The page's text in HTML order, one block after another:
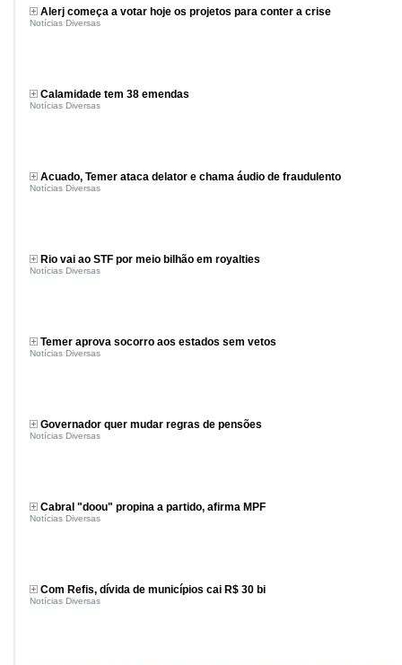
Alerj começa a votar hoje os projetos para conter a crise
Notícias Diversas
Calamidade tem 38 emendas
Notícias Diversas
Acuado, Temer ataca delator e chama áudio de fraudulento
Notícias Diversas
Rio vai ao STF por meio bilhão em royalties
Notícias Diversas
Temer aprova socorro aos estados sem vetos
Notícias Diversas
Governador quer mudar regras de pensões
Notícias Diversas
Cabral "doou" propina a partido, afirma MPF
Notícias Diversas
Com Refis, dívida de municípios cai R$ 30 bi
Notícias Diversas